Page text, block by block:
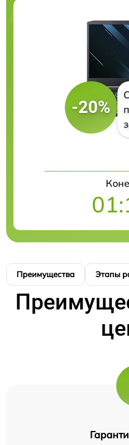
-20%
Преимущества Этапы